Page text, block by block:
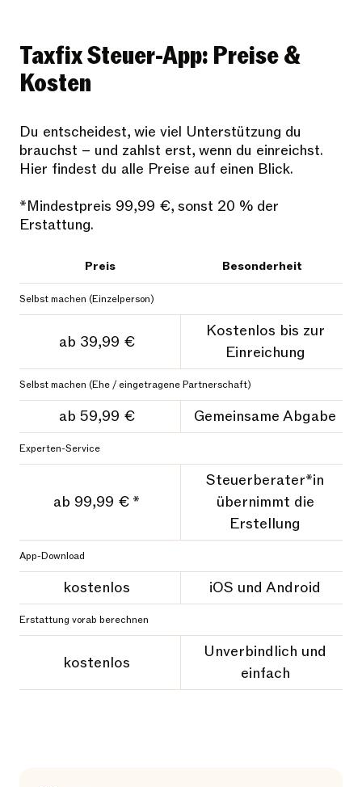
Preis Besonderheit
Selbst machen (Einzelperson)
ab 39,99 €
Kostenlos bis zur
Einreichung
Selbst machen (Ehe / eingetragene Partnerschaft)
ab 59,99 € Gemeinsame Abgabe
Experten-Service
ab 99,99 € *
Steuerberater*in
übernimmt die
Erstellung
App-Download
kostenlos iOS und Android
Erstattung vorab berechnen
kostenlos
Unverbindlich und
einfach
Taxfix Steuer-App: Preise &
Kosten
Du entscheidest, wie viel Unterstützung du
brauchst – und zahlst erst, wenn du einreichst.
Hier findest du alle Preise auf einen Blick.
*Mindestpreis 99,99 €, sonst 20 % der
Erstattung.